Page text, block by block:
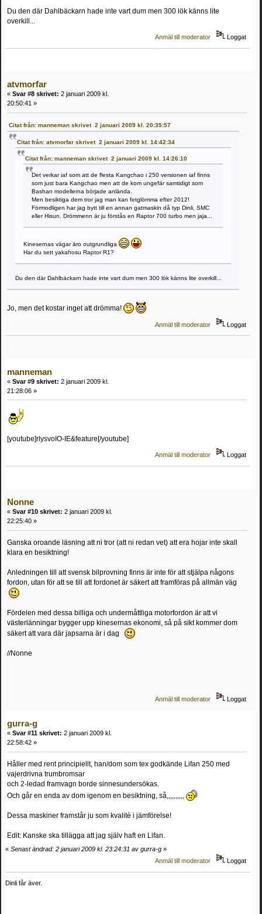
Du den där Dahlbäckarn hade inte vart dum men 300 lök känns lite
overkill...
Anmäl till moderator Loggat
atvmorfar
« Svar #8 skrivet: 2 januari 2009 kl.
20:50:41 »
Citat från: manneman skrivet 2 januari 2009 kl. 20:35:57
Citat från: atvmorfar skrivet 2 januari 2009 kl. 14:42:34
Citat från: manneman skrivet 2 januari 2009 kl. 14:26:10
Det verkar iaf som att de flesta Kangchao i 250 versionen iaf finns
som just bara Kangchao men att de kom ungefär samtidigt som
Bashan modellerna började anlända.
Men besiktiga dem tror jag man kan fetglömma efter 2012!
Förmodligen har jag bytt till en annan gatmaskin då typ Dinli, SMC
eller Hisun. Drömmenn är ju förstås en Raptor 700 turbo men jaja...
Kinesernas vägar äro outgrundliga
Har du sett yakahosu Raptor R1?
Du den där Dahlbäckarn hade inte vart dum men 300 lök känns lite overkill...
Jo, men det kostar inget att drömma!
Anmäl till moderator Loggat
manneman
« Svar #9 skrivet: 2 januari 2009 kl.
21:28:06 »
[youtube]rlysvoIO-IE&feature[/youtube]
Anmäl till moderator Loggat
Nonne
« Svar #10 skrivet: 2 januari 2009 kl.
22:25:40 »
Ganska oroande läsning att ni tror (att ni redan vet) att era hojar inte skall
klara en besiktning!
Anledningen till att svensk bilprovning finns är inte för att stjälpa någons
fordon, utan för att se till att fordonet är säkert att framföras på allmän väg
Fördelen med dessa billiga och undermåttliga motorfordon är att vi
västerlänningar bygger upp kinesernas ekonomi, så på sikt kommer dom
säkert att vara där japsarna är i dag
//Nonne
Anmäl till moderator Loggat
gurra-g
« Svar #11 skrivet: 2 januari 2009 kl.
22:58:42 »
Håller med rent principiellt, han/dom som tex godkände Lifan 250 med
vajerdrivna trumbromsar
och 2-ledad framvagn borde sinnesundersökas.
Och går en enda av dom igenom en besiktning, så,,,,,,,,,,
Dessa maskiner framstår ju som kvalitè i jämförelse!
Edit: Kanske ska tillägga att jag själv haft en Lifan.
« Senast ändrad: 2 januari 2009 kl. 23:24:31 av gurra-g »
Anmäl till moderator
Loggat
Dinli får äver.